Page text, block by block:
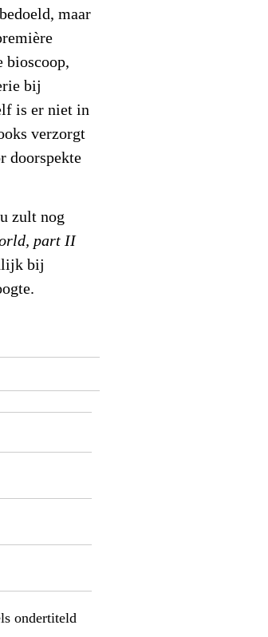
maar
bioscoop,
bij
is er niet in
verzorgt
doorspekte
zult nog
part II
bij
ondertiteld